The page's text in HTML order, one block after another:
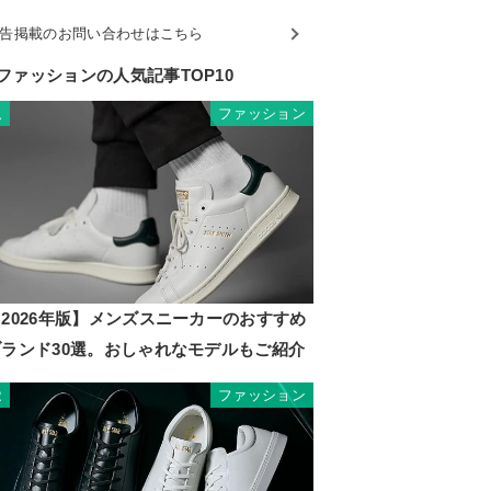
掲載のお問い合わせはこちら
ァッションの人気記事TOP10
ファッション
年版】メンズスニーカーのおすすめ
ンド30選。おしゃれなモデルもご紹介
ファッション